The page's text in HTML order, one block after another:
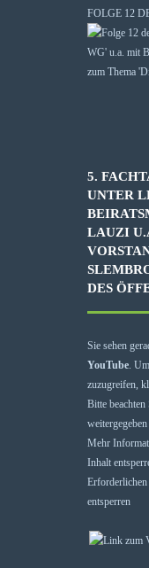
FOLGE 12
5.
UNTER
LAUZI
DES
Sie sehen
YouTube.
zuzugreifen,
Bitte
Mehr
Inhalt
Erforderlichen
entsperren